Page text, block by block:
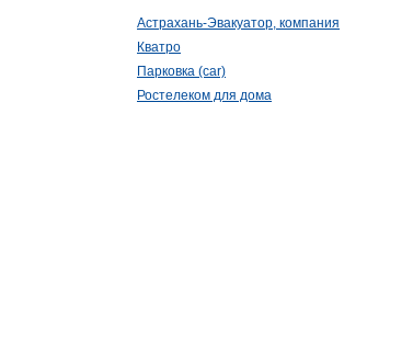
Астрахань-Эвакуатор, компания
Кватро
Парковка (car)
Ростелеком для дома